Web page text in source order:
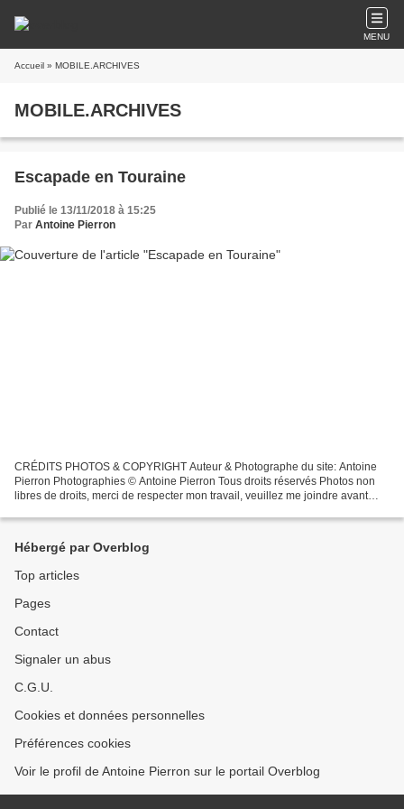
MENU
Accueil » MOBILE.ARCHIVES
MOBILE.ARCHIVES
Escapade en Touraine
Publié le 13/11/2018 à 15:25
Par Antoine Pierron
CRÉDITS PHOTOS & COPYRIGHT Auteur & Photographe du site: Antoine
Pierron Photographies © Antoine Pierron Tous droits réservés Photos non
libres de droits, merci de respecter mon travail, veuillez me joindre avant
Hébergé par Overblog
Top articles
Pages
Contact
Signaler un abus
C.G.U.
Cookies et données personnelles
Préférences cookies
Voir le profil de Antoine Pierron sur le portail Overblog